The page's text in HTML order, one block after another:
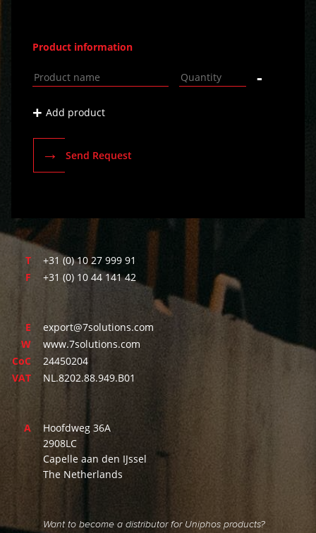
Product information
-
+ Add product
→ Send Request
T
+31 (0) 10 27 999 91
F
+31 (0) 10 44 141 42
E
export@7solutions.com
W
www.7solutions.com
CoC
24450204
VAT
NL.8202.88.949.B01
A
Hoofdweg 36A
2908LC
Capelle aan den IJssel
The Netherlands
Want to become a distributor for Uniphos products?